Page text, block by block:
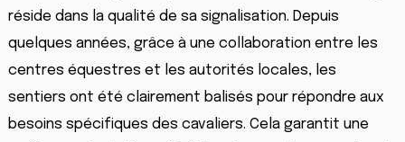
réside dans la qualité de sa signalisation. Depuis
quelques années, grâce à une collaboration entre les
centres équestres et les autorités locales, les
sentiers ont été clairement balisés pour répondre aux
besoins spécifiques des cavaliers. Cela garantit une